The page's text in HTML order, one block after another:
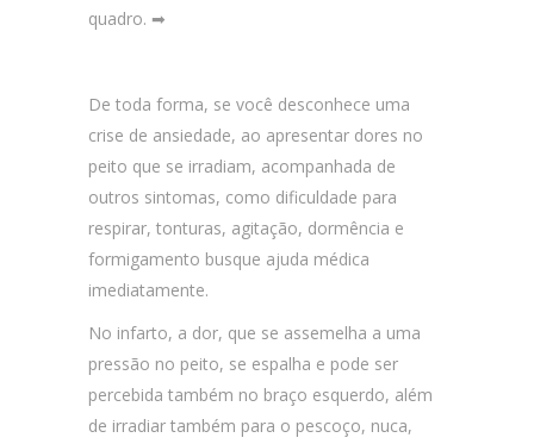
quadro. ➡
De toda forma, se você desconhece uma
crise de ansiedade, ao apresentar dores no
peito que se irradiam, acompanhada de
outros sintomas, como dificuldade para
respirar, tonturas, agitação, dormência e
formigamento busque ajuda médica
imediatamente.
No infarto, a dor, que se assemelha a uma
pressão no peito, se espalha e pode ser
percebida também no braço esquerdo, além
de irradiar também para o pescoço, nuca,